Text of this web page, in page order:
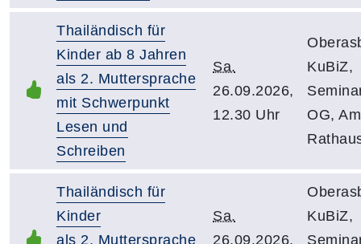
Thailändisch für
Kinder ab 8 Jahren
als 2. Muttersprache
mit Schwerpunkt
Lesen und
Schreiben
Sa.
26.09.2026,
12.30 Uhr
KuBiZ,
OG, Am
Thailändisch für
Kinder
als 2. Muttersprache
Sa.
26.09.2026,
KuBiZ,